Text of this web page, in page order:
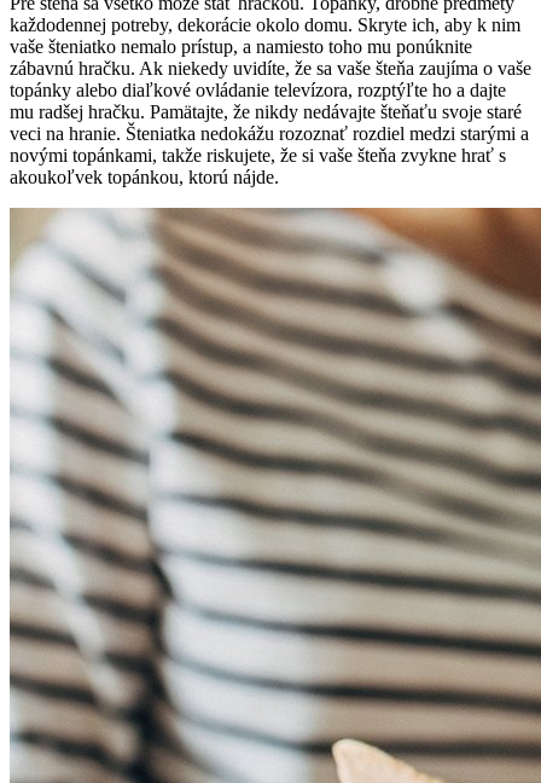
každodennej potreby, dekorácie okolo domu. Skryte ich, aby k nim
vaše šteniatko nemalo prístup, a namiesto toho mu ponúknite
zábavnú hračku. Ak niekedy uvidíte, že sa vaše šteňa zaujíma o vaše
topánky alebo diaľkové ovládanie televízora, rozptýľte ho a dajte
mu radšej hračku. Pamätajte, že nikdy nedávajte šteňaťu svoje staré
veci na hranie. Šteniatka nedokážu rozoznať rozdiel medzi starými a
novými topánkami, takže riskujete, že si vaše šteňa zvykne hrať s
akoukoľvek topánkou, ktorú nájde.